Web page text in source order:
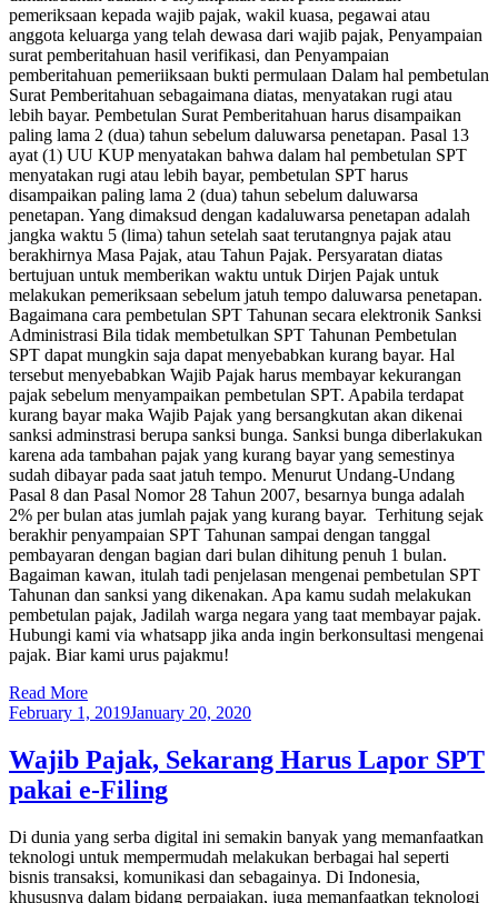
pemeriksaan kepada wajib pajak, wakil kuasa, pegawai atau
anggota keluarga yang telah dewasa dari wajib pajak, Penyampaian
surat pemberitahuan hasil verifikasi, dan Penyampaian
pemberitahuan pemeriiksaan bukti permulaan Dalam hal pembetulan
Surat Pemberitahuan sebagaimana diatas, menyatakan rugi atau
lebih bayar. Pembetulan Surat Pemberitahuan harus disampaikan
paling lama 2 (dua) tahun sebelum daluwarsa penetapan. Pasal 13
ayat (1) UU KUP menyatakan bahwa dalam hal pembetulan SPT
menyatakan rugi atau lebih bayar, pembetulan SPT harus
disampaikan paling lama 2 (dua) tahun sebelum daluwarsa
penetapan. Yang dimaksud dengan kadaluwarsa penetapan adalah
jangka waktu 5 (lima) tahun setelah saat terutangnya pajak atau
berakhirnya Masa Pajak, atau Tahun Pajak. Persyaratan diatas
bertujuan untuk memberikan waktu untuk Dirjen Pajak untuk
melakukan pemeriksaan sebelum jatuh tempo daluwarsa penetapan.
Bagaimana cara pembetulan SPT Tahunan secara elektronik Sanksi
Administrasi Bila tidak membetulkan SPT Tahunan Pembetulan
SPT dapat mungkin saja dapat menyebabkan kurang bayar. Hal
tersebut menyebabkan Wajib Pajak harus membayar kekurangan
pajak sebelum menyampaikan pembetulan SPT. Apabila terdapat
kurang bayar maka Wajib Pajak yang bersangkutan akan dikenai
sanksi adminstrasi berupa sanksi bunga. Sanksi bunga diberlakukan
karena ada tambahan pajak yang kurang bayar yang semestinya
sudah dibayar pada saat jatuh tempo. Menurut Undang-Undang
Pasal 8 dan Pasal Nomor 28 Tahun 2007, besarnya bunga adalah
2% per bulan atas jumlah pajak yang kurang bayar. Terhitung sejak
berakhir penyampaian SPT Tahunan sampai dengan tanggal
pembayaran dengan bagian dari bulan dihitung penuh 1 bulan.
Bagaiman kawan, itulah tadi penjelasan mengenai pembetulan SPT
Tahunan dan sanksi yang dikenakan. Apa kamu sudah melakukan
pembetulan pajak, Jadilah warga negara yang taat membayar pajak.
Hubungi kami via whatsapp jika anda ingin berkonsultasi mengenai
pajak. Biar kami urus pajakmu!
Read More
February 1, 2019January 20, 2020
Wajib Pajak, Sekarang Harus Lapor SPT
pakai e-Filing
Di dunia yang serba digital ini semakin banyak yang memanfaatkan
teknologi untuk mempermudah melakukan berbagai hal seperti
bisnis transaksi, komunikasi dan sebagainya. Di Indonesia,
khususnya dalam bidang perpajakan, juga memanfaatkan teknologi